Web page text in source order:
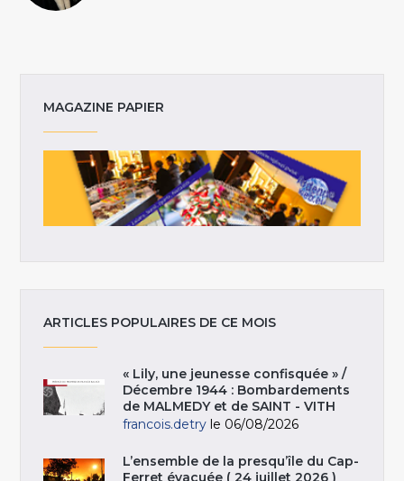
MAGAZINE PAPIER
ARTICLES POPULAIRES DE CE MOIS
« Lily, une jeunesse confisquée » /
Décembre 1944 : Bombardements
de MALMEDY et de SAINT - VITH
francois.detry le 06/08/2026
L’ensemble de la presqu’île du Cap-
Ferret évacuée ( 24 juillet 2026 )